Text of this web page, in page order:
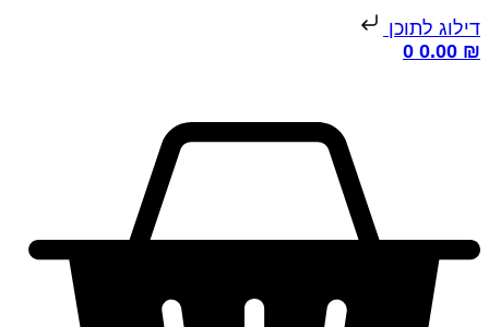
לתוכן
0.00
0